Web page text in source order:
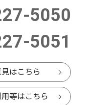
5050
5051
はこちら
等はこちら